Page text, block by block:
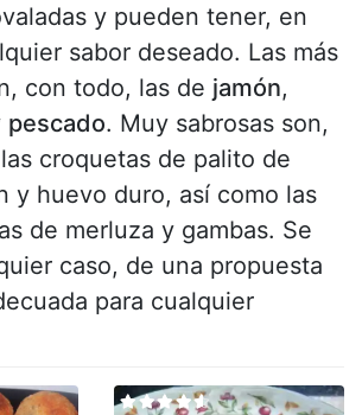
y pueden tener, en
sabor deseado. Las más
con todo, las de jamón,
pescado. Muy sabrosas son,
croquetas de palito de
y huevo duro, así como las
de merluza y gambas. Se
caso, de una propuesta
para cualquier